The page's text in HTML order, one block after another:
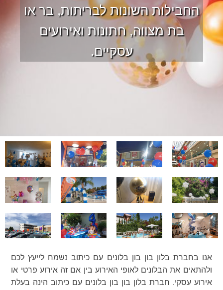
החבילות השונות לבריתות, בר או
בת מצווה, חתונות ואירועים
עסקיים.
אנו בחברת בלון בון בון בלונים עם כיתוב נשמח לייעץ לכם
ולהתאים את הבלונים לאופי האירוע בין אם זה אירוע פרטי או
אירוע עסקי. חברת בלון בון בון בלונים עם כיתוב הינה בעלת